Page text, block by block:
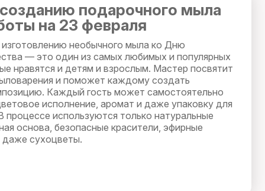
подарочного мыла
на 23 февраля
необычного мыла ко Дню
— это один из самых любимых и популярных
нравятся и детям и взрослым. Мастер посвятит
и поможет каждому создать
Каждый гость может самостоятельно
исполнение, аромат и даже упаковку для
процессе используются только натуральные
основа, безопасные красители, эфирные
даже сухоцветы.